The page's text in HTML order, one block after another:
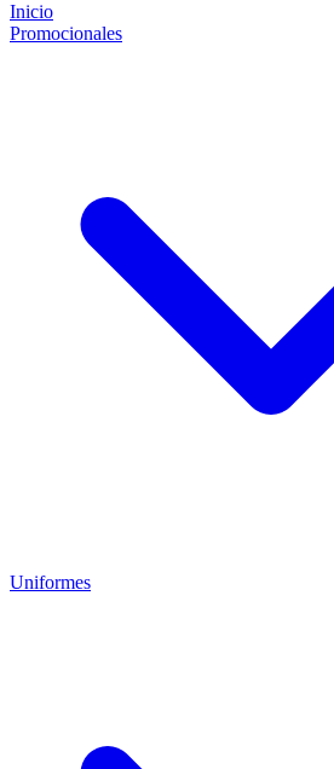
Inicio
Promocionales
Uniformes